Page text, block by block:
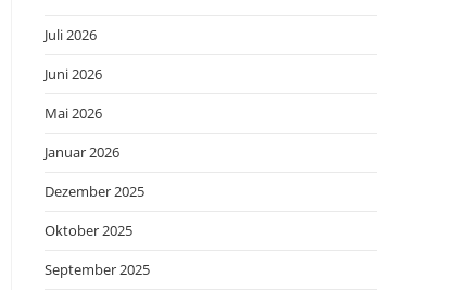
Juli 2026
Juni 2026
Mai 2026
Januar 2026
Dezember 2025
Oktober 2025
September 2025